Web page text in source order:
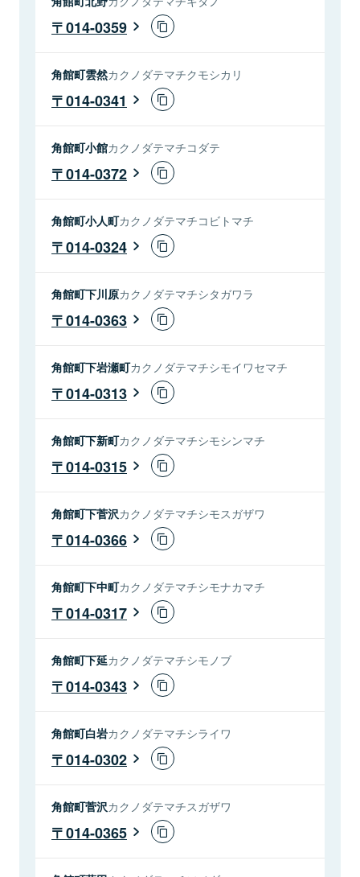
014-0359
角館町雲然カクノダテマチクモシカリ
014-0341
角館町小館カクノダテマチコダテ
014-0372
角館町小人町カクノダテマチコビトマチ
014-0324
角館町下川原カクノダテマチシタガワラ
014-0363
角館町下岩瀬町カクノダテマチシモイワセマチ
014-0313
角館町下新町カクノダテマチシモシンマチ
014-0315
角館町下菅沢カクノダテマチシモスガザワ
014-0366
角館町下中町カクノダテマチシモナカマチ
014-0317
角館町下延カクノダテマチシモノブ
014-0343
角館町白岩カクノダテマチシライワ
014-0302
角館町菅沢カクノダテマチスガザワ
014-0365